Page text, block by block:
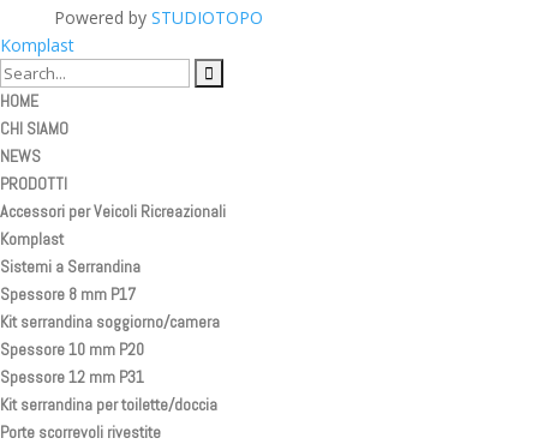
Powered by STUDIOTOPO
Komplast
HOME
CHI SIAMO
NEWS
PRODOTTI
Accessori per Veicoli Ricreazionali
Komplast
Sistemi a Serrandina
Spessore 8 mm P17
Kit serrandina soggiorno/camera
Spessore 10 mm P20
Spessore 12 mm P31
Kit serrandina per toilette/doccia
Porte scorrevoli rivestite